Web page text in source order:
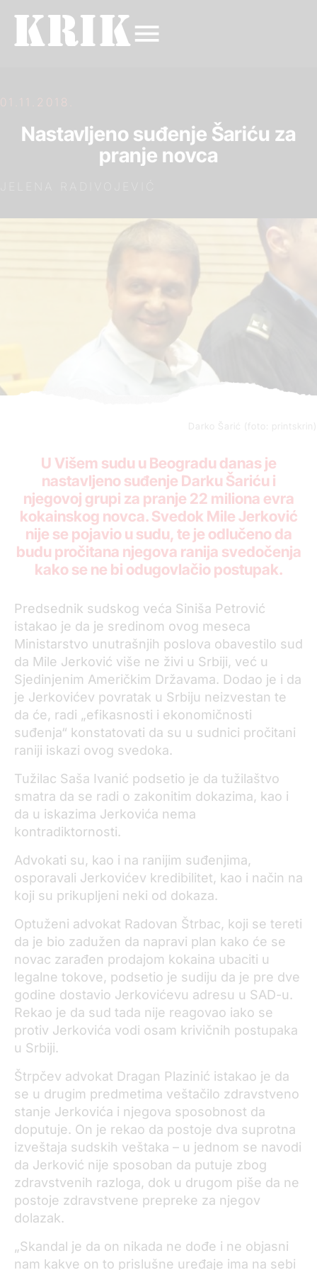
01.11.2018.
Nastavljeno suđenje Šariću za
pranje novca
Darko Šarić (foto: printskrin)
U Višem sudu u Beogradu danas je
nastavljeno suđenje Darku Šariću i
njegovoj grupi za pranje 22 miliona evra
kokainskog novca. Svedok Mile Jerković
nije se pojavio u sudu, te je odlučeno da
budu pročitana njegova ranija svedočenja
kako se ne bi odugovlačio postupak.
Predsednik sudskog veća Siniša Petrović
istakao je da je sredinom ovog meseca
Ministarstvo unutrašnjih poslova obavestilo sud
da Mile Jerković više ne živi u Srbiji, već u
Sjedinjenim Američkim Državama. Dodao je i da
je Jerkovićev povratak u Srbiju neizvestan te
da će, radi „efikasnosti i ekonomičnosti
suđenja“ konstatovati da su u sudnici pročitani
raniji iskazi ovog svedoka.
Tužilac Saša Ivanić podsetio je da tužilaštvo
smatra da se radi o zakonitim dokazima, kao i
da u iskazima Jerkovića nema
kontradiktornosti.
Advokati su, kao i na ranijim suđenjima,
osporavali Jerkovićev kredibilitet, kao i način na
koji su prikupljeni neki od dokaza.
Optuženi advokat Radovan Štrbac, koji se tereti
da je bio zadužen da napravi plan kako će se
novac zarađen prodajom kokaina ubaciti u
legalne tokove, podsetio je sudiju da je pre dve
godine dostavio Jerkovićevu adresu u SAD-u.
Rekao je da sud tada nije reagovao iako se
protiv Jerkovića vodi osam krivičnih postupaka
u Srbiji.
Štrpčev advokat Dragan Plazinić istakao je da
se u drugim predmetima veštačilo zdravstveno
stanje Jerkovića i njegova sposobnost da
doputuje. On je rekao da postoje dva suprotna
izveštaja sudskih veštaka – u jednom se navodi
da Jerković nije sposoban da putuje zbog
zdravstvenih razloga, dok u drugom piše da ne
postoje zdravstvene prepreke za njegov
dolazak.
„Skandal je da on nikada ne dođe i ne objasni
nam kakve on to prislušne uređaje ima na sebi